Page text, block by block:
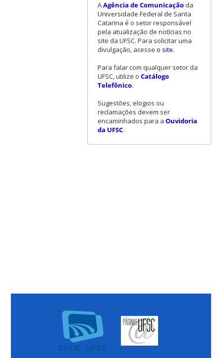
AAgência de Comunicaçãoda
Universidade Federal de Santa
Catarina é o setor responsável
pela atualização de notícias no
site da UFSC. Para solicitar uma
divulgação, acesse o site.
Para falar com qualquer setor da
UFSC, utilize o Catálogo
Telefônico.
Sugestões, elogios ou
reclamações devem ser
encaminhados para a Ouvidoria
da UFSC.